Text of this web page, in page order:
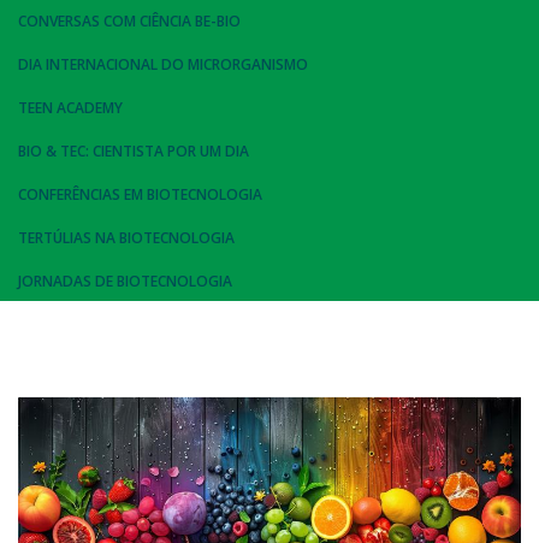
CONVERSAS COM CIÊNCIA BE-BIO
DIA INTERNACIONAL DO MICRORGANISMO
TEEN ACADEMY
BIO & TEC: CIENTISTA POR UM DIA
CONFERÊNCIAS EM BIOTECNOLOGIA
TERTÚLIAS NA BIOTECNOLOGIA
JORNADAS DE BIOTECNOLOGIA